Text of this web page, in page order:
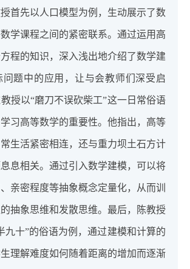
首先以人口模型为例，生动展示了数
学课程之间的紧密联系。通过运用高
程的知识，深入浅出地介绍了数学建
问题中的应用，让与会教师们深受启
授以“磨刀不误砍柴工”这一日常俗语
习高等数学的重要性。他指出，高等
生活紧密相连，还与重力坝土石方计
息相关。通过引入数学建模，可以将
亲密程度等抽象概念定量化，从而训
抽象思维和发散思维。最后，陈教授
九十”的俗语为例，通过建模和计算的
理解难度如何随着距离的增加而逐渐